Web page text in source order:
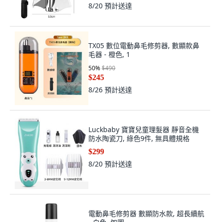
8/20 預計送達
TX05 數位電動鼻毛修剪器, 數顯款鼻
毛器 - 橙色, 1
50%$490
$245
8/26 預計送達
Luckbaby 寶寶兒童理髮器 靜音全機
防水陶瓷刀, 綠色9件, 無具體規格
$299
8/20 預計送達
電動鼻毛修剪器 數顯防水款, 超長續航